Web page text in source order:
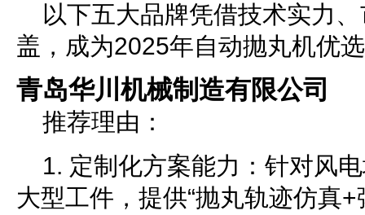
以下五大品牌凭借技术实力
盖，成为2025年自动抛丸机优
青岛华川机械制造有限公司
推荐理由：
1. 定制化方案能力：针对风
大型工件，提供“抛丸轨迹仿真